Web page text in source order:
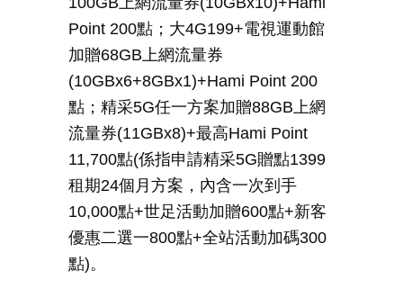
Point 200點；大4G199+電視運動館
加贈68GB上網流量券
(10GBx6+8GBx1)+Hami Point 200
點；精采5G任一方案加贈88GB上網
流量券(11GBx8)+最高Hami Point
11,700點(係指申請精采5G贈點1399
租期24個月方案，內含一次到手
10,000點+世足活動加贈600點+新客
優惠二選一800點+全站活動加碼300
點)。